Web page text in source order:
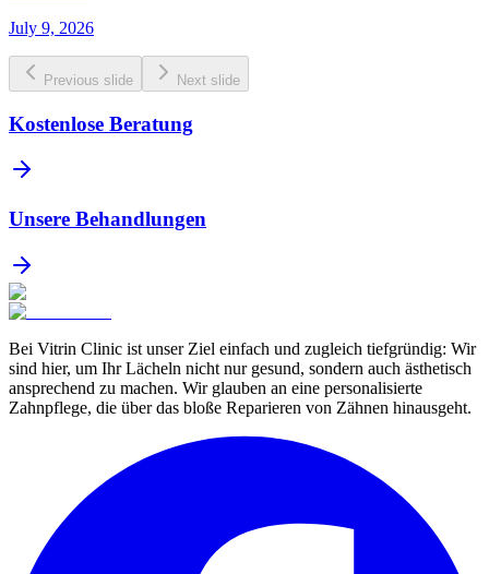
July 9, 2026
Previous slide Next slide
Kostenlose Beratung
Unsere Behandlungen
Bei Vitrin Clinic ist unser Ziel einfach und zugleich tiefgründig: Wir
sind hier, um Ihr Lächeln nicht nur gesund, sondern auch ästhetisch
ansprechend zu machen. Wir glauben an eine personalisierte
Zahnpflege, die über das bloße Reparieren von Zähnen hinausgeht.